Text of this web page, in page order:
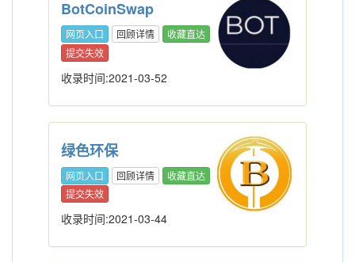
BotCoinSwap
网页入口 回顾详情
收藏直达
提交失效
收录时间:2021-03-52
绿色环保
网页入口 回顾详情
收藏直达
提交失效
收录时间:2021-03-44